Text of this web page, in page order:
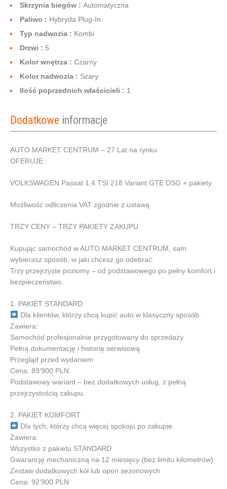
Skrzynia biegów : Automatyczna
Paliwo : Hybryda Plug-In
Typ nadwozia : Kombi
Drzwi : 5
Kolor wnętrza : Czarny
Kolor nadwozia : Szary
Ilość poprzednich właścicieli : 1
Dodatkowe informacje
AUTO MARKET CENTRUM – 27 Lat na rynku
OFERUJE :
VOLKSWAGEN Passat 1.4 TSI 218 Variant GTE DSG + pakiety
Możliwość odliczenia VAT zgodnie z ustawą
TRZY CENY – TRZY PAKIETY ZAKUPU
Kupując samochód w AUTO MARKET CENTRUM, sam
wybierasz sposób, w jaki chcesz go odebrać.
Trzy przejrzyste poziomy – od podstawowego po pełny komfort i
bezpieczeństwo.
1. PAKIET STANDARD
Dla klientów, którzy chcą kupić auto w klasyczny sposób.
Zawiera:
Samochód profesjonalnie przygotowany do sprzedaży
Pełną dokumentację i historię serwisową
Przegląd przed wydaniem
Cena: 89’900 PLN
Podstawowy wariant – bez dodatkowych usług, z pełną
przejrzystością zakupu.
2. PAKIET KOMFORT
Dla tych, którzy chcą więcej spokoju po zakupie.
Zawiera:
Wszystko z pakietu STANDARD
Gwarancję mechaniczną na 12 miesięcy (bez limitu kilometrów)
Zestaw dodatkowych kół lub opon sezonowych
Cena: 92’900 PLN